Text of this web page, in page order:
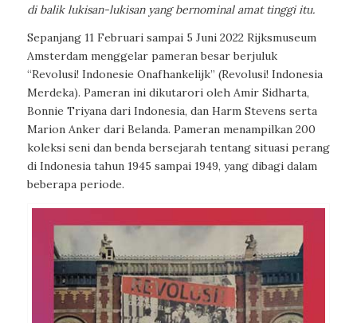
di balik lukisan-lukisan yang bernominal amat tinggi itu.
Sepanjang 11 Februari sampai 5 Juni 2022 Rijksmuseum
Amsterdam menggelar pameran besar berjuluk
“Revolusi! Indonesie Onafhankelijk” (Revolusi! Indonesia
Merdeka). Pameran ini dikutarori oleh Amir Sidharta,
Bonnie Triyana dari Indonesia, dan Harm Stevens serta
Marion Anker dari Belanda. Pameran menampilkan 200
koleksi seni dan benda bersejarah tentang situasi perang
di Indonesia tahun 1945 sampai 1949, yang dibagi dalam
beberapa periode.